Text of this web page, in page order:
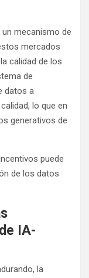
mecanismo de
mercados
calidad de los
de
datos a
lo que en
generativos de
puede
de los datos
IA-
la